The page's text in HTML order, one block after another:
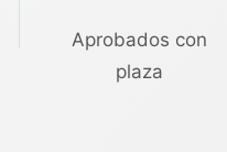
Aprobados con
plaza